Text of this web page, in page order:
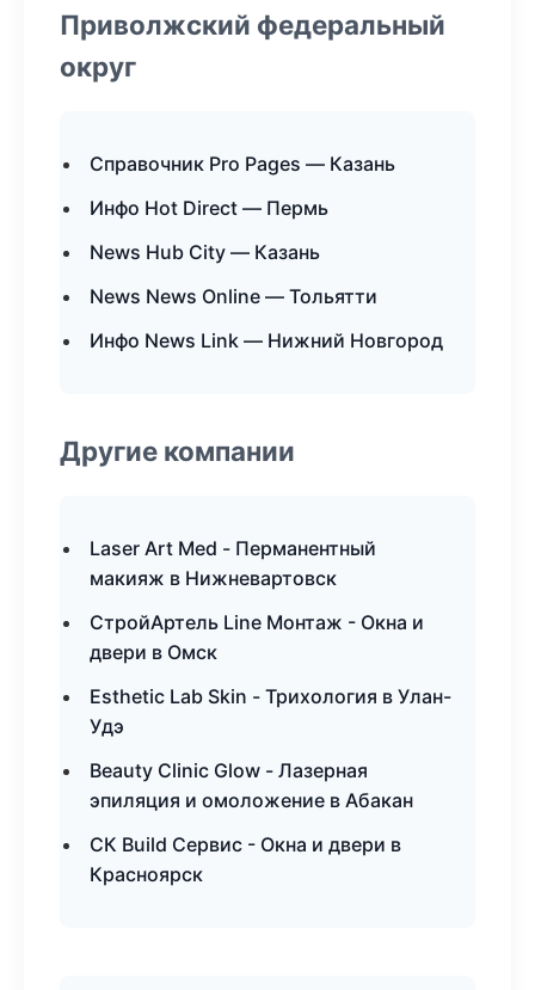
Приволжский федеральный
округ
Справочник Pro Pages — Казань
Инфо Hot Direct — Пермь
News Hub City — Казань
News News Online — Тольятти
Инфо News Link — Нижний Новгород
Другие компании
Laser Art Med - Перманентный
макияж в Нижневартовск
СтройАртель Line Монтаж - Окна и
двери в Омск
Esthetic Lab Skin - Трихология в Улан-
Удэ
Beauty Clinic Glow - Лазерная
эпиляция и омоложение в Абакан
СК Build Сервис - Окна и двери в
Красноярск